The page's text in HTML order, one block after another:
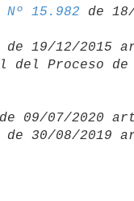
Nº 15.982
de 19/12/2015
del Proceso
09/07/2020
de 30/08/2019